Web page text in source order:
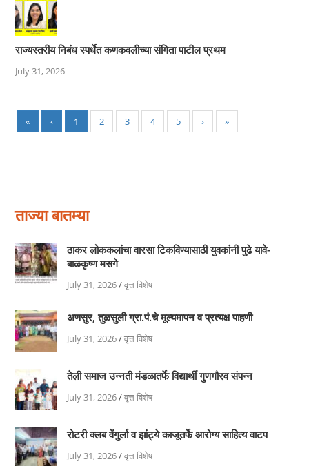
राज्यस्तरीय निबंध स्पर्धेत कणकवलीच्या संगिता पाटील प्रथम
July 31, 2026
« ‹ 1 2 3 4 5 › »
ताज्या बातम्या
ठाकर लोककलांचा वारसा टिकविण्यासाठी युवकांनी पुढे यावे-
बाळकृष्ण मसगे
July 31, 2026/वृत्त विशेष
अणसुर, तुळसुली ग्रा.पं.चे मूल्यमापन व प्रत्यक्ष पाहणी
July 31, 2026/वृत्त विशेष
तेली समाज उन्नती मंडळातर्फे विद्यार्थी गुणगौरव संपन्न
July 31, 2026/वृत्त विशेष
रोटरी क्लब वेंगुर्ला व झांट्ये काजूतर्फे आरोग्य साहित्य वाटप
July 31, 2026/वृत्त विशेष